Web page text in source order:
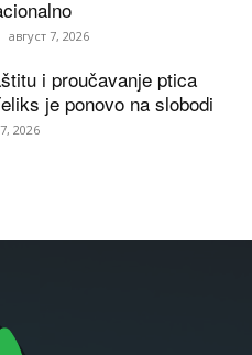
август 7, 2026
i proučavanje ptica
je ponovo na slobodi
2026